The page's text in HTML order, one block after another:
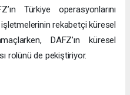
Türkiye operasyonlarını
rekabetçi küresel
DAFZ’ın küresel
rolünü de pekiştiriyor.